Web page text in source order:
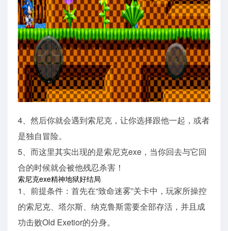
4、然后你就会遇到索尼克，让你选择跟他一起，或者
是独自冒险。
5、而这里其实出现的是索尼克exe，当你回去与它回
合的时候就会被他残忍杀害！
索尼克exe精神地狱好结局
1、前提条件：首先在“致命迷雾”关卡中，玩家所操控
的索尼克、塔尔斯、纳克鲁斯需要全部存活，并且成
功击败Old Exetior的分身。